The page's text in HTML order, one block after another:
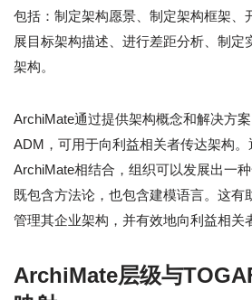
包括：制定架构愿景、制定架构框架、
展目标架构描述、进行差距分析、制定
架构。
ArchiMate通过提供架构概念和解决方
ADM，可用于向利益相关者传达架构
ArchiMate相结合，组织可以发展出一
既包含方法论，也包含建模语言。这有
管理其企业架构，并有效地向利益相关
ArchiMate层级与